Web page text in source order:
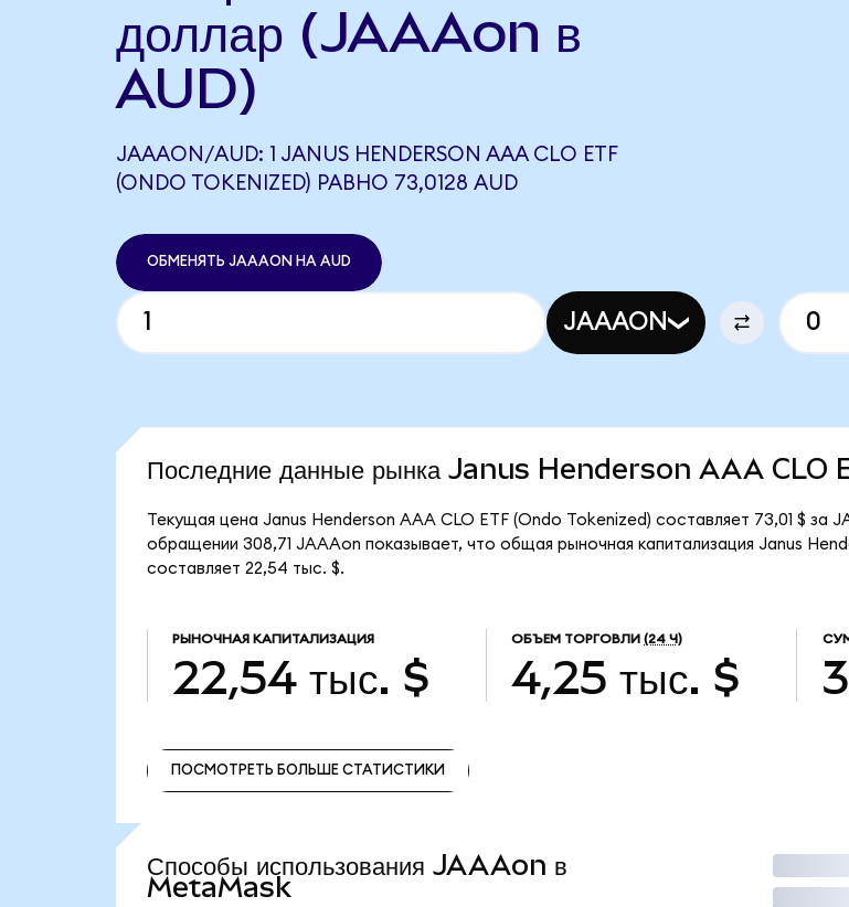
доллар (JAAAon в
AUD)
JAAAON/AUD: 1 JANUS HENDERSON AAA CLO ETF
(ONDO TOKENIZED) РАВНО 73,0128 AUD
ОБМЕНЯТЬ JAAAON НА AUD
JAAAON
Последние данные рынка Janus Henderson AAA
Текущая цена Janus Henderson AAA CLO ETF (Ondo Tokenized) составляет 73,01 $ за
обращении 308,71 JAAAon показывает, что общая рыночная капитализация Janus
составляет 22,54 тыс. $.
РЫНОЧНАЯ КАПИТАЛИЗАЦИЯ
22,54 тыс. $
ОБЪЕМ ТОРГОВЛИ (24 Ч)
4,25 тыс. $
ПОСМОТРЕТЬ БОЛЬШЕ СТАТИСТИКИ
Способы использования JAAAon в
MetaMask